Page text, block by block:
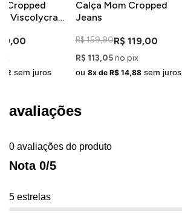
Cropped
Viscolycra
sem juros
Calça Mom Cropped
Jeans
R$ 159,90R$ 119,00
R$ 113,05 no pix
ou 8x de R$ 14,88 sem juros
avaliações
0 avaliações do produto
Nota 0/5
5 estrelas